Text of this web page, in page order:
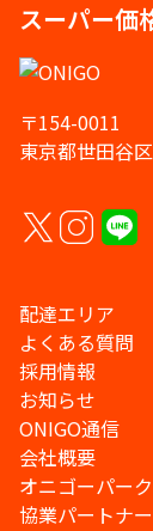
スーパー価
〒154-0011
東京都世田谷
配達エリア
よくある質問
採用情報
お知らせ
ONIGO通信
会社概要
オニゴーパーク
協業パートナー